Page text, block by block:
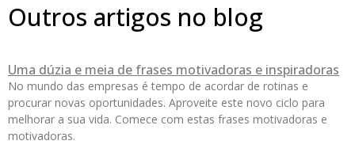
Outros artigos no blog
Uma dúzia e meia de frases motivadoras e inspiradoras
No mundo das empresas é tempo de acordar de rotinas e
procurar novas oportunidades. Aproveite este novo ciclo para
melhorar a sua vida. Comece com estas frases motivadoras e
motivadoras.